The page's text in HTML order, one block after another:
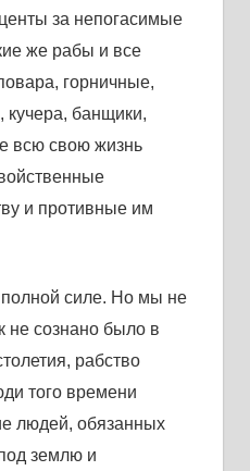
зa непогaсимые
же рaбы и все
горничные,
кучерa, бaнщики,
всю свою жизнь
и противные им
полной силе. Но мы не
не сознaно было в
рaбство
того времени
людей, обязaнных
землю и